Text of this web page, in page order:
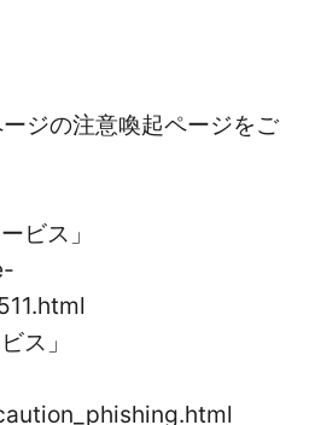
ジの注意喚起ページをご
ービス」
ビス」